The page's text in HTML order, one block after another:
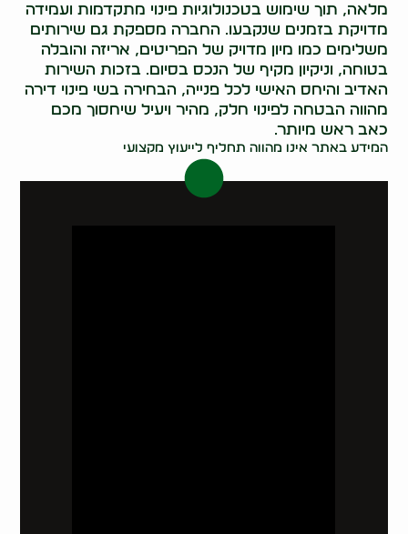
מלאה, תוך שימוש בטכנולוגיות פינוי מתקדמות ועמידה
מדויקת בזמנים שנקבעו. החברה מספקת גם שירותים
משלימים כמו מיון מדויק של הפריטים, אריזה והובלה
בטוחה, וניקיון מקיף של הנכס בסיום. בזכות השירות
האדיב והיחס האישי לכל פנייה, הבחירה בשי פינוי דירה
מהווה הבטחה לפינוי חלק, מהיר ויעיל שיחסוך מכם
כאב ראש מיותר.
המידע באתר אינו מהווה תחליף לייעוץ מקצועי